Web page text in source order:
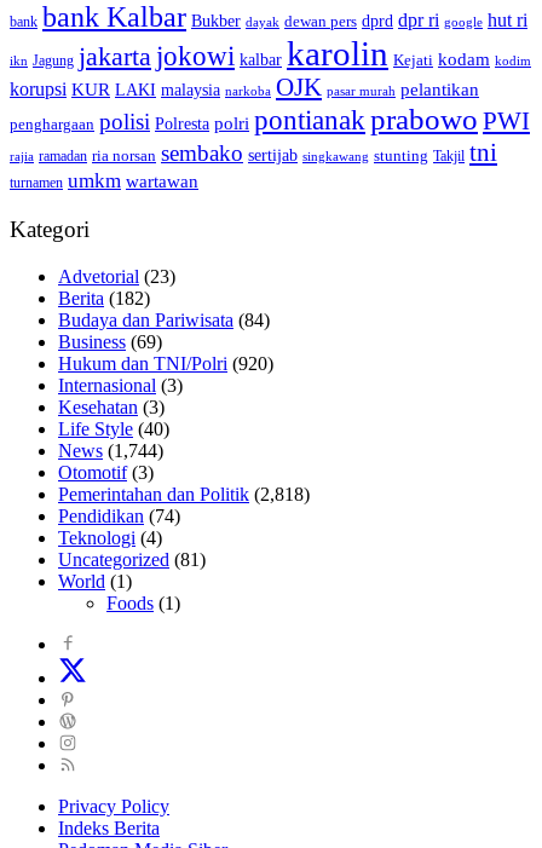
bank bank Kalbar Bukber dayak dewan pers dprd dpr ri google hut ri
ikn Jagung jakarta jokowi kalbar karolin Kejati kodam kodim
korupsi KUR LAKI malaysia narkoba OJK pasar murah pelantikan
penghargaan polisi Polresta polri pontianakprabowo PWI
rajia ramadan ria norsan sembako sertijab singkawang stunting Takjil tni
turnamen umkm wartawan
Kategori
Advetorial (23)
Berita (182)
Budaya dan Pariwisata (84)
Business (69)
Hukum dan TNI/Polri (920)
Internasional (3)
Kesehatan (3)
Life Style (40)
News (1,744)
Otomotif(3)
Pemerintahan dan Politik (2,818)
Pendidikan (74)
Teknologi (4)
Uncategorized (81)
World (1)
Foods (1)
Privacy Policy
Indeks Berita